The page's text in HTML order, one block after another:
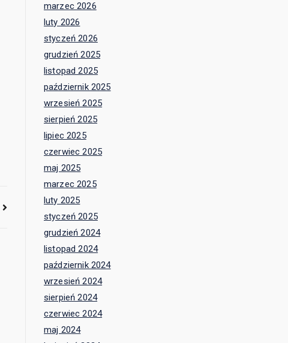
marzec 2026
luty 2026
styczeń 2026
grudzień 2025
listopad 2025
październik 2025
wrzesień 2025
sierpień 2025
lipiec 2025
czerwiec 2025
maj 2025
marzec 2025
luty 2025
styczeń 2025
grudzień 2024
listopad 2024
październik 2024
wrzesień 2024
sierpień 2024
czerwiec 2024
maj 2024